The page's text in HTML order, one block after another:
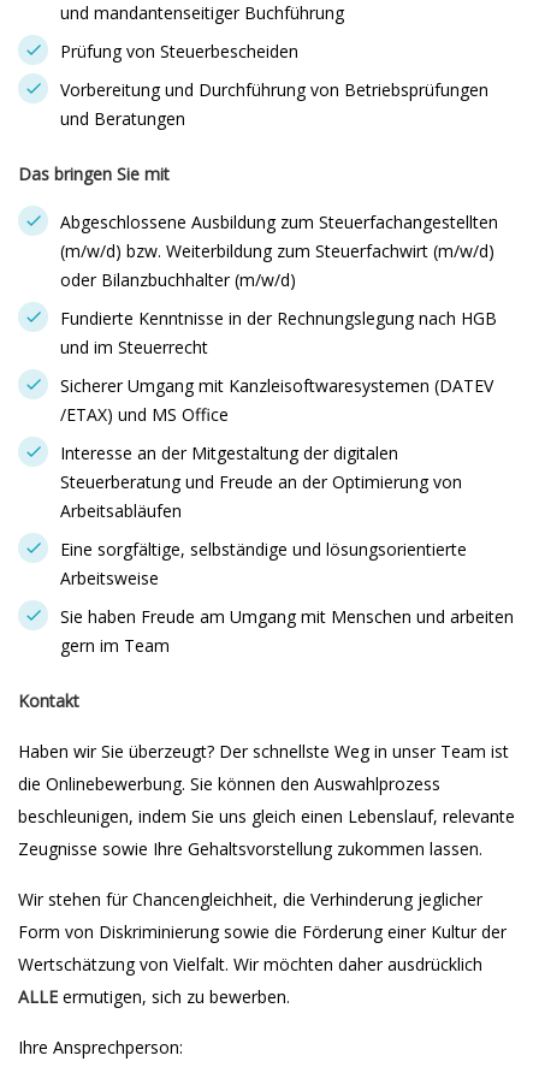
und mandantenseitiger Buchführung
Prüfung von Steuerbescheiden
Vorbereitung und Durchführung von Betriebsprüfungen
und Beratungen
Das bringen Sie mit
Abgeschlossene Ausbildung zum Steuerfachangestellten
(m/w/d) bzw. Weiterbildung zum Steuerfachwirt (m/w/d)
oder Bilanzbuchhalter (m/w/d)
Fundierte Kenntnisse in der Rechnungslegung nach HGB
und im Steuerrecht
Sicherer Umgang mit Kanzleisoftwaresystemen (DATEV
/ETAX) und MS Office
Interesse an der Mitgestaltung der digitalen
Steuerberatung und Freude an der Optimierung von
Arbeitsabläufen
Eine sorgfältige, selbständige und lösungsorientierte
Arbeitsweise
Sie haben Freude am Umgang mit Menschen und arbeiten
gern im Team
Kontakt
Haben wir Sie überzeugt? Der schnellste Weg in unser Team ist
die Onlinebewerbung. Sie können den Auswahlprozess
beschleunigen, indem Sie uns gleich einen Lebenslauf, relevante
Zeugnisse sowie Ihre Gehaltsvorstellung zukommen lassen.
Wir stehen für Chancengleichheit, die Verhinderung jeglicher
Form von Diskriminierung sowie die Förderung einer Kultur der
Wertschätzung von Vielfalt. Wir möchten daher ausdrücklich
ALLE ermutigen, sich zu bewerben.
Ihre Ansprechperson: